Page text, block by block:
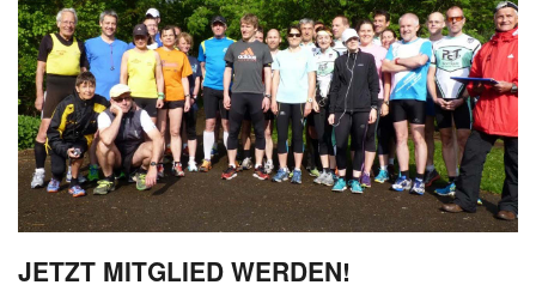
JETZT MITGLIED WERDEN!